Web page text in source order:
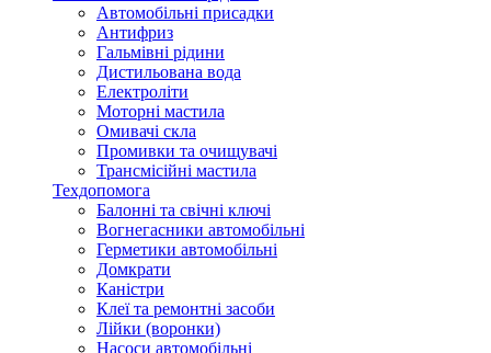
Автомобільні присадки
Антифриз
Гальмівні рідини
Дистильована вода
Електроліти
Моторні мастила
Омивачі скла
Промивки та очищувачі
Трансмісійні мастила
Техдопомога
Балонні та свічні ключі
Вогнегасники автомобільні
Герметики автомобільні
Домкрати
Каністри
Клеї та ремонтні засоби
Лійки (воронки)
Насоси автомобільні